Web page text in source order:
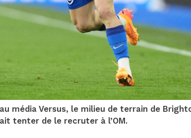
média Versus, le milieu de terrain de
tenter de le recruter à l’OM.